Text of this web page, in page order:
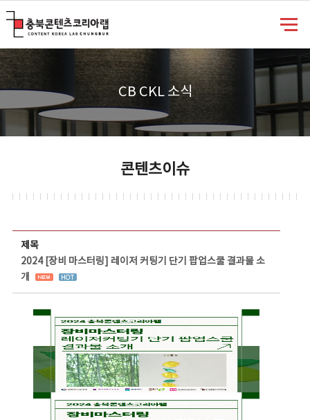
CB CKL 소식
콘텐츠이슈
제목
2024 [장비 마스터링] 레이저 커팅기 단기 팝업스쿨 결과물 소
개